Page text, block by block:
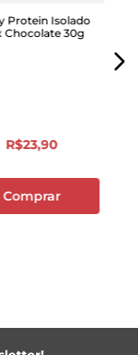
Protein Isolado
Chocolate 30g
R$23,90
Comprar